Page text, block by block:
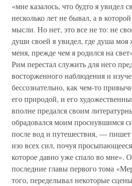
«мне казалось, что будто я увидел
несколько лет не бывал, а в
мысли. Но нет, это все не то: не
души своей я увидел, где душа
меня, прежде чем я родился на
Рим перестал служить для него
восторженного наблюдения и
бессознательно, как чем-то
его природой, и его
вполне предался своим
обрадовался моим проснувшимся
после вод и путешествия, —
изо всех сил, почуя
которое давно уже спало во мне».
последние главы первого тома
того, переделывал некоторые